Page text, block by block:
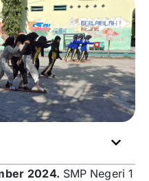
2024. SMP Negeri 1